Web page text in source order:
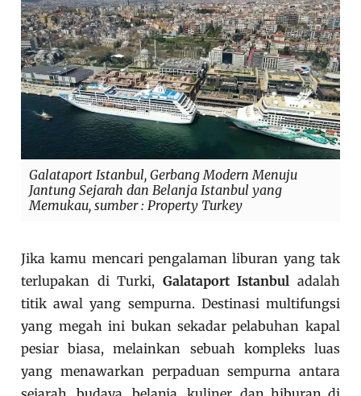
Galataport Istanbul, Gerbang Modern Menuju
Jantung Sejarah dan Belanja Istanbul yang
Memukau, sumber : Property Turkey
Jika kamu mencari pengalaman liburan yang tak
terlupakan di Turki, Galataport Istanbul adalah
titik awal yang sempurna. Destinasi multifungsi
yang megah ini bukan sekadar pelabuhan kapal
pesiar biasa, melainkan sebuah kompleks luas
yang menawarkan perpaduan sempurna antara